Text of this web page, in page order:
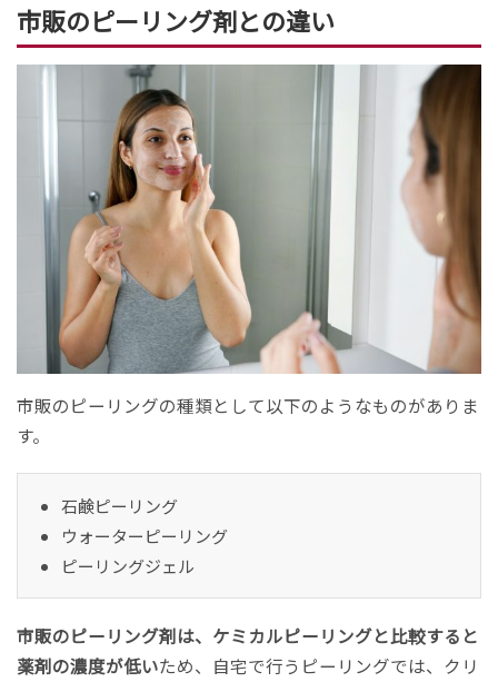
市販のピーリング剤との違い
市販のピーリングの種類として以下のようなものがありま
す。
石鹸ピーリング
ウォーターピーリング
ピーリングジェル
市販のピーリング剤は、ケミカルピーリングと比較すると
薬剤の濃度が低いため、自宅で行うピーリングでは、クリ